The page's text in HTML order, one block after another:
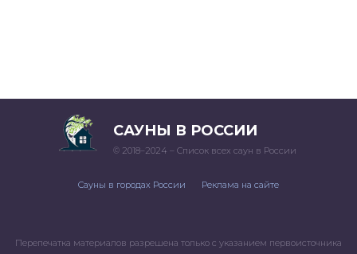
САУНЫ В РОССИИ
© 2018–2024 – Список всех саун в России
Сауны в городах России Реклама на сайте
Перепечатка материалов разрешена только с указанием первоисточника